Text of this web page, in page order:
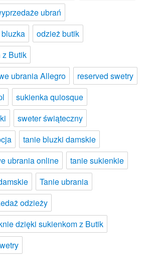
ubrań
odzież butik
z Butik
ubrania Allegro
reserved swetry
sukienka quiosque
sweter świąteczny
tanie bluzki damskie
ubrania online
tanie sukienkie
Tanie ubrania
odzieży
dzięki sukienkom z Butik